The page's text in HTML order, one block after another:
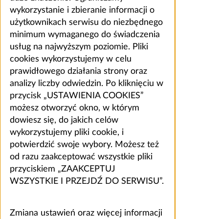
wykorzystanie i zbieranie informacji o
użytkownikach serwisu do niezbędnego
minimum wymaganego do świadczenia
usług na najwyższym poziomie. Pliki
cookies wykorzystujemy w celu
prawidłowego działania strony oraz
analizy liczby odwiedzin. Po kliknięciu w
przycisk „USTAWIENIA COOKIES”
możesz otworzyć okno, w którym
dowiesz się, do jakich celów
wykorzystujemy pliki cookie, i
potwierdzić swoje wybory. Możesz też
od razu zaakceptować wszystkie pliki
przyciskiem „ZAAKCEPTUJ
WSZYSTKIE I PRZEJDŹ DO SERWISU”.
Zmiana ustawień oraz więcej informacji